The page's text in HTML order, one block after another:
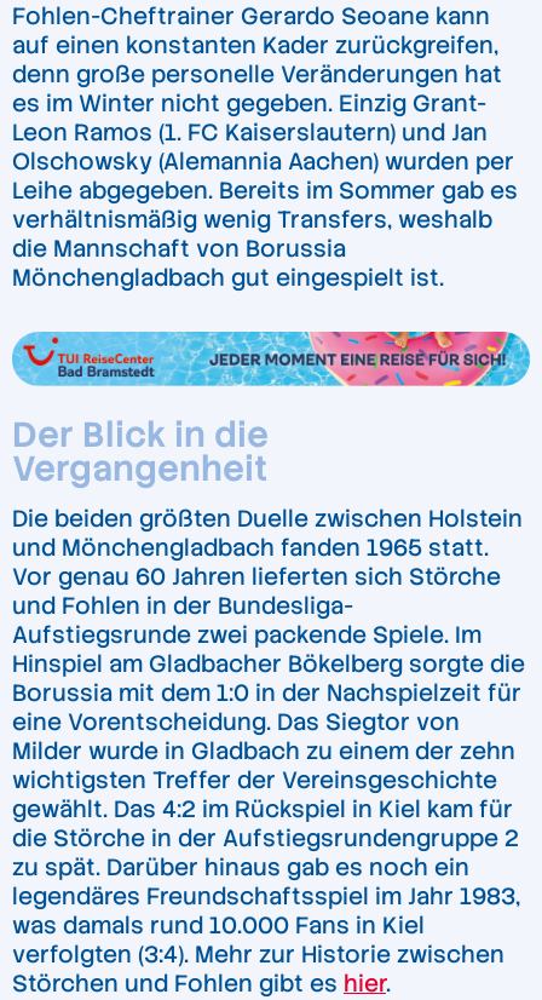
Fohlen-Cheftrainer Gerardo Seoane kann
auf einen konstanten Kader zurückgreifen,
denn große personelle Veränderungen hat
es im Winter nicht gegeben. Einzig Grant-
Leon Ramos (1. FC Kaiserslautern) und Jan
Olschowsky (Alemannia Aachen) wurden per
Leihe abgegeben. Bereits im Sommer gab es
verhältnismäßig wenig Transfers, weshalb
die Mannschaft von Borussia
Mönchengladbach gut eingespielt ist.
Der Blick in die
Vergangenheit
Die beiden größten Duelle zwischen Holstein
und Mönchengladbach fanden 1965 statt.
Vor genau 60 Jahren lieferten sich Störche
und Fohlen in der Bundesliga-
Aufstiegsrunde zwei packende Spiele. Im
Hinspiel am Gladbacher Bökelberg sorgte die
Borussia mit dem 1:0 in der Nachspielzeit für
eine Vorentscheidung. Das Siegtor von
Milder wurde in Gladbach zu einem der zehn
wichtigsten Treffer der Vereinsgeschichte
gewählt. Das 4:2 im Rückspiel in Kiel kam für
die Störche in der Aufstiegsrundengruppe 2
zu spät. Darüber hinaus gab es noch ein
legendäres Freundschaftsspiel im Jahr 1983,
was damals rund 10.000 Fans in Kiel
verfolgten (3:4). Mehr zur Historie zwischen
Störchen und Fohlen gibt es hier.